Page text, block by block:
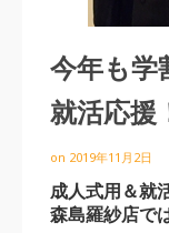
今年も学
就活応援
on 2019年11月2日
成人式用＆就
森島羅紗店で